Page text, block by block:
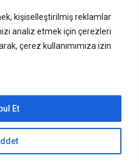
kişiselleştirilmiş reklamlar
analiz etmek için çerezleri
çerez kullanımımıza izin
Et